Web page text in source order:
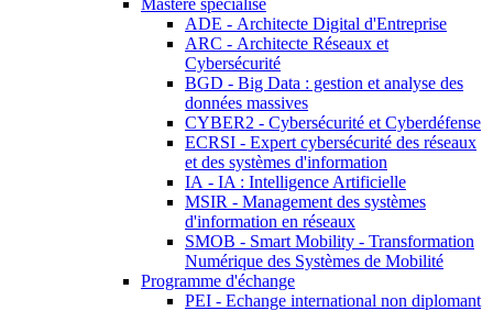
Mastère spécialisé
ADE - Architecte Digital d'Entreprise
ARC - Architecte Réseaux et
Cybersécurité
BGD - Big Data : gestion et analyse des
données massives
CYBER2 - Cybersécurité et Cyberdéfense
ECRSI - Expert cybersécurité des réseaux
et des systèmes d'information
IA - IA : Intelligence Artificielle
MSIR - Management des systèmes
d'information en réseaux
SMOB - Smart Mobility - Transformation
Numérique des Systèmes de Mobilité
Programme d'échange
PEI - Echange international non diplomant